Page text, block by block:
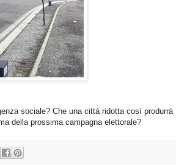
sociale? Che una città ridotta così produrrà
della prossima campagna elettorale?